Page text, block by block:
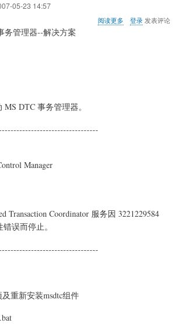
05-23 14:57
阅读更多 登录发表评论
务管理器--解决方案
DTC 事务管理器。
Manager
Transaction Coordinator 服务因 3221229584
误而停止。
重新安装msdtc组件